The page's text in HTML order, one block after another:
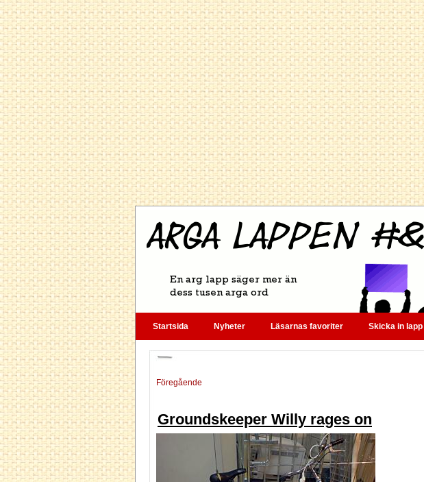
Startsida Nyheter Läsarnas favoriter Skicka in lapp
Föregående
Groundskeeper Willy rages on